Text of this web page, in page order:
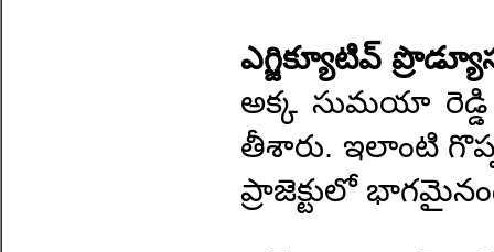
ఎగ్జిక్యూటివ్
అక్క సుమయా
తీశారు. ఇలాంటి
ప్రాజెక్టులో